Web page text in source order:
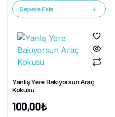
Sepete Ekle
Yanlış Yere Bakıyorsun Araç
Kokusu
100,00₺